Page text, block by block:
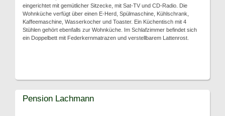
eingerichtet mit gemütlicher Sitzecke, mit Sat-TV und CD-Radio. Die
Wohnküche verfügt über einen E-Herd, Spülmaschine, Kühlschrank,
Kaffeemaschine, Wasserkocher und Toaster. Ein Küchentisch mit 4
Stühlen gehört ebenfalls zur Wohnküche. Im Schlafzimmer befindet sich
ein Doppelbett mit Federkernmatrazen und verstellbarem Lattenrost.
Pension Lachmann